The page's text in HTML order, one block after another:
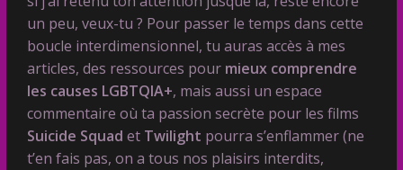
un peu, veux-tu ? Pour passer le temps dans cette
boucle interdimensionnel, tu auras accès à mes
articles, des ressources pour mieux comprendre
les causes LGBTQIA+, mais aussi un espace
commentaire où ta passion secrète pour les films
Suicide Squad et Twilight pourra s’enflammer (ne
t’en fais pas, on a tous nos plaisirs interdits,